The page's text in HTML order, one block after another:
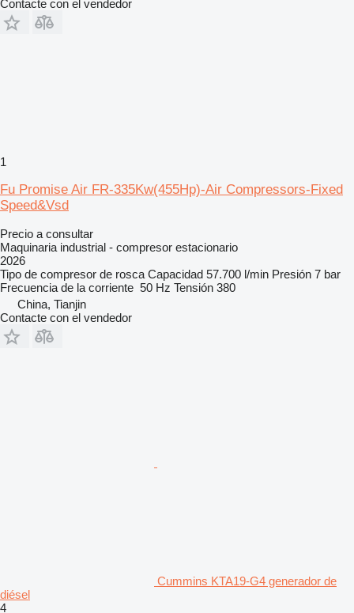
Contacte con el vendedor
1
Fu Promise Air FR-335Kw(455Hp)-Air Compressors-Fixed
Speed&Vsd
Precio a consultar
Maquinaria industrial - compresor estacionario
2026
Tipo de compresor de rosca Capacidad 57.700 l/min Presión 7 bar
Frecuencia de la corriente 50 Hz Tensión 380
China, Tianjin
Contacte con el vendedor
Cummins KTA19-G4 generador de
diésel
4